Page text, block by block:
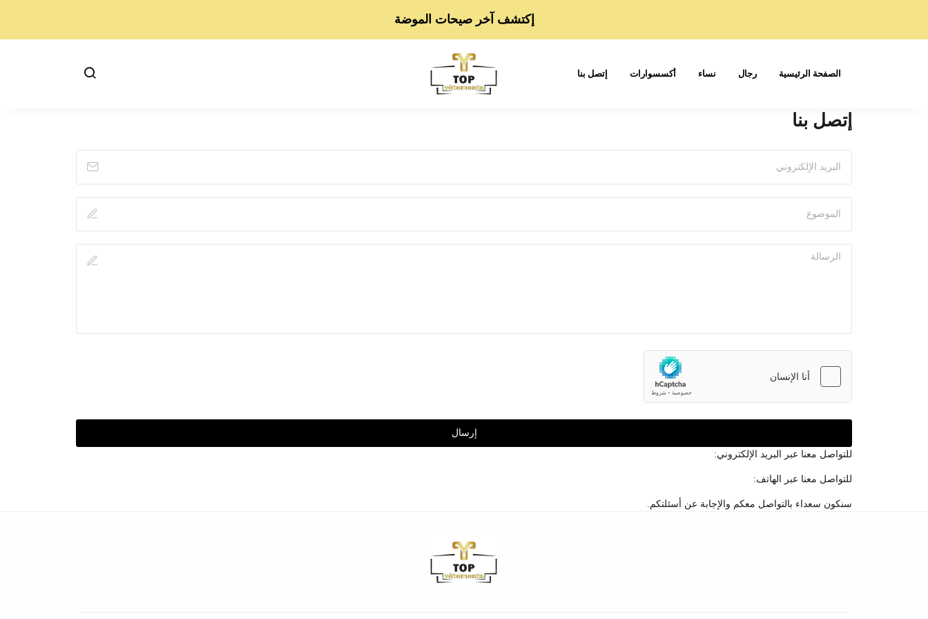
إكتشف آخر صيحات الموضة
الصفحة الرئيسية رجال نساء أكسسوارات إتصل بنا
إتصل بنا
إرسال
للتواصل معنا عبر البريد الإلكتروني:
للتواصل معنا عبر الهاتف:
سنكون سعداء بالتواصل معكم والإجابة عن أسئلتكم.